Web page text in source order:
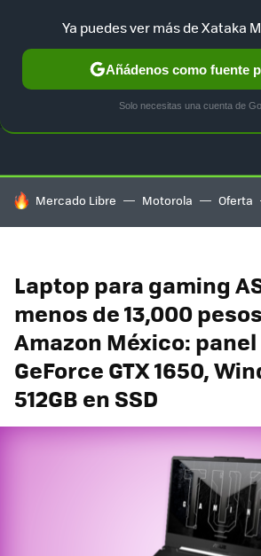
GUÍA DE COMPRAS
HOY SE HABLA DE
Mercado Libre Motorola Oferta
Laptop para gaming
menos de 13,000
Amazon México: panel
GeForce GTX 1650,
512GB en SSD
Ya puedes ver más de Xataka
Añádenos como fuente
Solo necesitas una cuenta de